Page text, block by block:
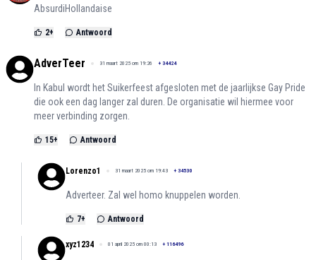
AbsurdiHollandaise
2+ Antwoord
AdverTeer 31 maart 2025 om 19:26 + 34424
In Kabul wordt het Suikerfeest afgesloten met de jaarlijkse Gay Pride
die ook een dag langer zal duren. De organisatie wil hiermee voor
meer verbinding zorgen.
15+ Antwoord
Lorenzo1 31 maart 2025 om 19:43 + 34530
Adverteer. Zal wel homo knuppelen worden.
7+ Antwoord
xyz1234 01 april 2025 om 00:13 + 116496